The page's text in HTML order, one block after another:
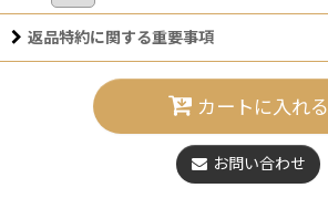
返品特約に関する重要事項
カートに入れる
お問い合わせ